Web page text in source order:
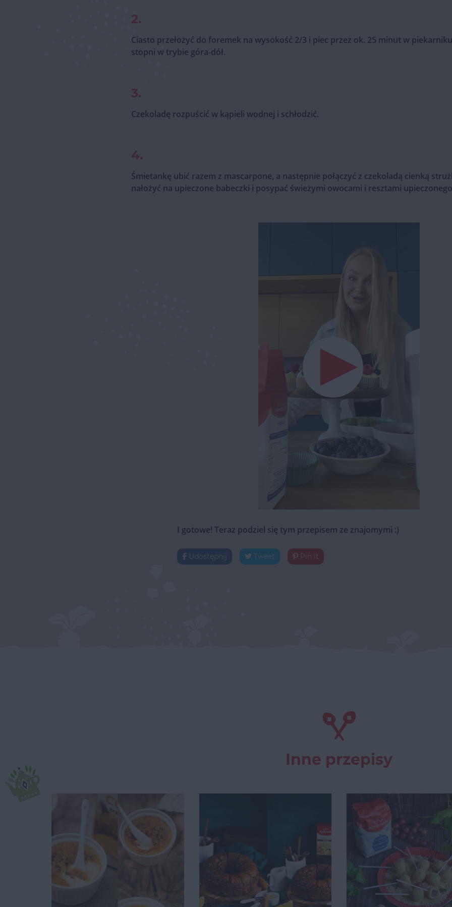
2.
Ciasto przełożyć do foremek na wysokość 2/3 i piec przez ok. 25 minut w
stopni w trybie góra-dół.
3.
Czekoladę rozpuścić w kąpieli wodnej i schłodzić.
4.
Śmietankę ubić razem z mascarpone, a następnie połączyć z czekoladą cienką
nałożyć na upieczone babeczki i posypać świeżymi owocami i resztami
I gotowe! Teraz podziel się tym przepisem ze znajomymi :)
Udostępnij Tweet Pin it
Inne przepisy